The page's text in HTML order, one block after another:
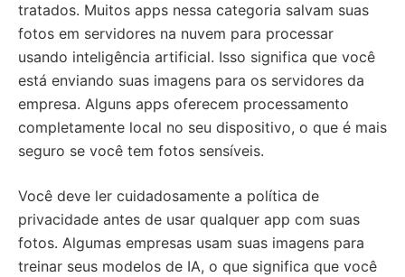
tratados. Muitos apps nessa categoria salvam suas
fotos em servidores na nuvem para processar
usando inteligência artificial. Isso significa que você
está enviando suas imagens para os servidores da
empresa. Alguns apps oferecem processamento
completamente local no seu dispositivo, o que é mais
seguro se você tem fotos sensíveis.
Você deve ler cuidadosamente a política de
privacidade antes de usar qualquer app com suas
fotos. Algumas empresas usam suas imagens para
treinar seus modelos de IA, o que significa que você